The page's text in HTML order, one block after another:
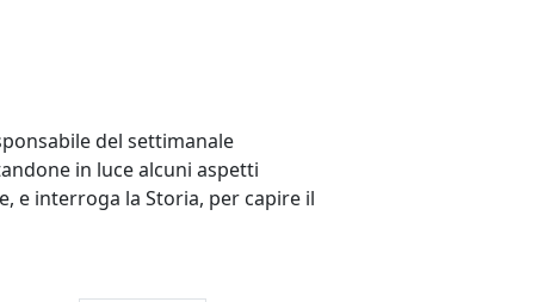
del settimanale
in luce alcuni aspetti
e interroga la Storia, per capire il